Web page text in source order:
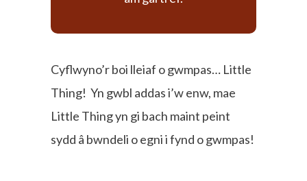
Cyflwyno’r boi lleiaf o gwmpas… Little
Thing! Yn gwbl addas i’w enw, mae
Little Thing yn gi bach maint peint
sydd â bwndeli o egni i fynd o gwmpas!